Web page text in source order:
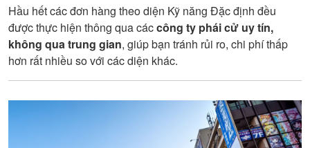
Hầu hết các đơn hàng theo diện Kỹ năng Đặc định đều
được thực hiện thông qua cáccông ty phái cử uy tín,
không qua trung gian, giúp bạn tránh rủi ro, chi phí thấp
hơn rất nhiều so với các diện khác.